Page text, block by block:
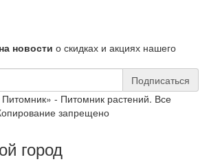
новости о скидках и акциях нашего
Подписаться
- Питомник растений. Все
запрещено
город